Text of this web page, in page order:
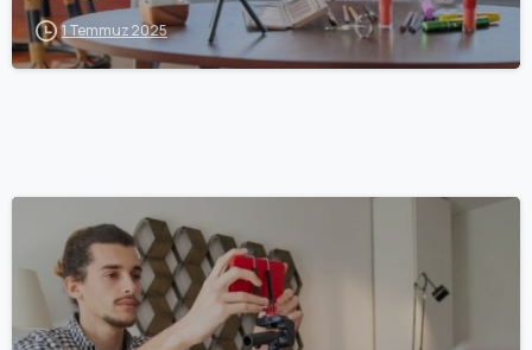
1 Temmuz 2025